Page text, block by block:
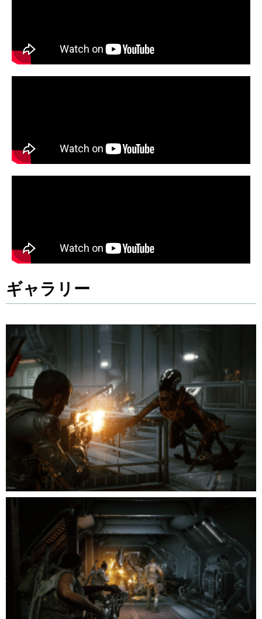
ギャラリー